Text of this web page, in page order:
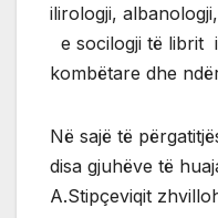
ilirologji,
e socilogji të librit
kombëtare dhe
Në sajë të
disa gjuhëve të
A.Stipçeviqit